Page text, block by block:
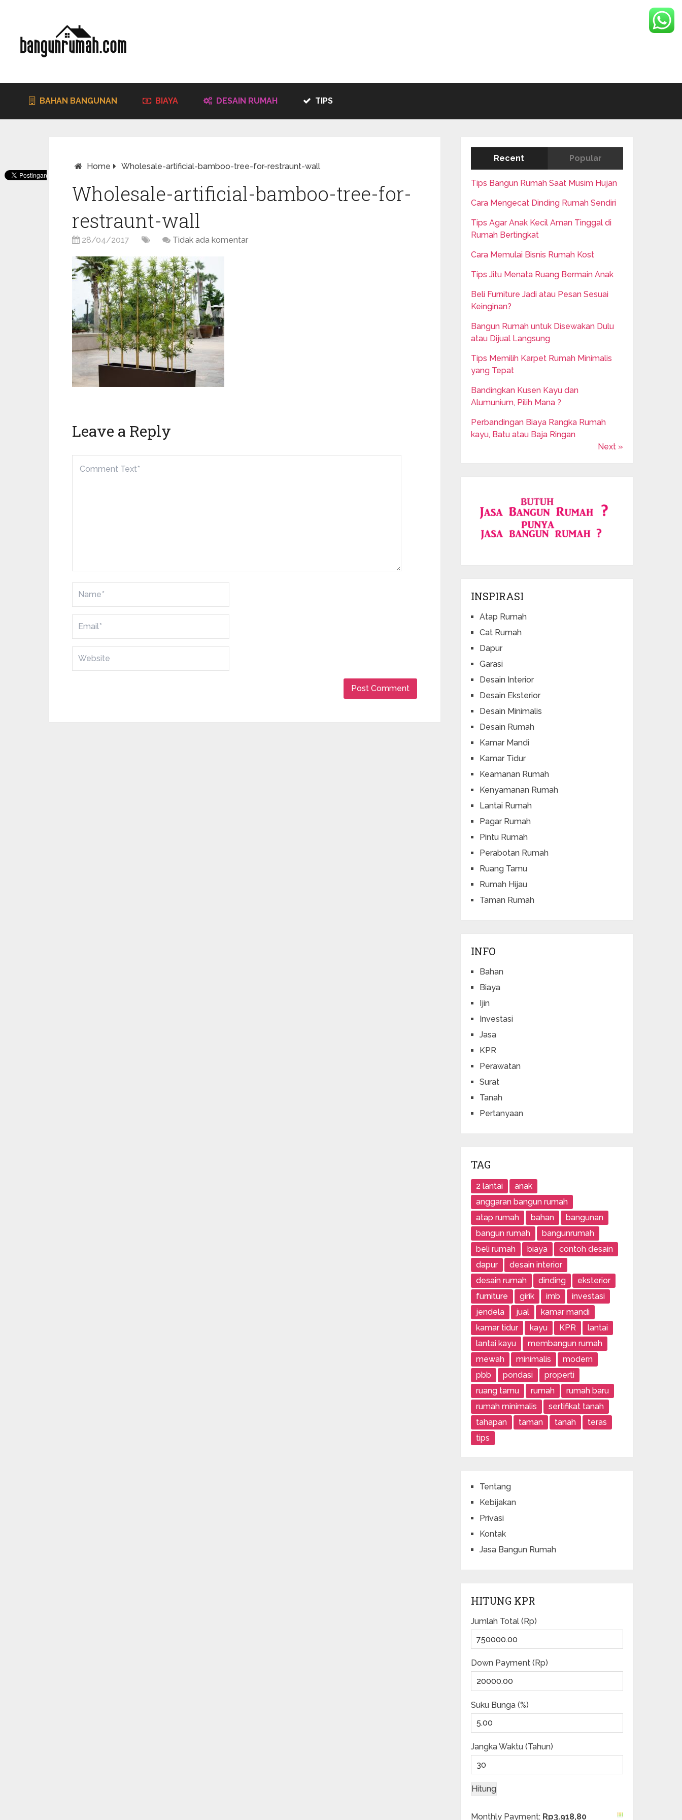
BAHAN BANGUNAN BIAYA DESAIN RUMAH TIPS
Home Wholesale-artificial-bamboo-tree-for-restraunt-wall
Wholesale-artificial-bamboo-tree-for-
restraunt-wall
28/04/2017 Tidak ada komentar
Leave a Reply
Recent Popular
Tips Bangun Rumah Saat Musim Hujan
Cara Mengecat Dinding Rumah Sendiri
Tips Agar Anak Kecil Aman Tinggal di
Rumah Bertingkat
Cara Memulai Bisnis Rumah Kost
Tips Jitu Menata Ruang Bermain Anak
Beli Furniture Jadi atau Pesan Sesuai
Keinginan?
Bangun Rumah untuk Disewakan Dulu
atau Dijual Langsung
Tips Memilih Karpet Rumah Minimalis
yang Tepat
Bandingkan Kusen Kayu dan
Alumunium, Pilih Mana ?
Perbandingan Biaya Rangka Rumah
kayu, Batu atau Baja Ringan
Next »
INSPIRASI
Atap Rumah
Cat Rumah
Dapur
Garasi
Desain Interior
Desain Eksterior
Desain Minimalis
Desain Rumah
Kamar Mandi
Kamar Tidur
Keamanan Rumah
Kenyamanan Rumah
Lantai Rumah
Pagar Rumah
Pintu Rumah
Perabotan Rumah
Ruang Tamu
Rumah Hijau
Taman Rumah
INFO
Bahan
Biaya
Ijin
Investasi
Jasa
KPR
Perawatan
Surat
Tanah
Pertanyaan
TAG
2 lantai
anak
anggaran bangun rumah
atap rumah
bahan
bangunan
bangun rumah
bangunrumah
beli rumah
biaya
contoh desain
dapur
desain interior
desain rumah
dinding
eksterior
furniture
girik imb
investasi
jendela
jual
kamar mandi
kamar tidur
kayu KPR
lantai
lantai kayu
membangun rumah
mewah
minimalis
modern
pbb
pondasi
properti
ruang tamu
rumah
rumah baru
rumah minimalis
sertifikat tanah
tahapan
taman tanah
teras
tips
Tentang
Kebijakan
Privasi
Kontak
Jasa Bangun Rumah
HITUNG KPR
Jumlah Total (Rp)
Down Payment (Rp)
Suku Bunga (%)
Jangka Waktu (Tahun)
Monthly Payment: Rp3.918,80